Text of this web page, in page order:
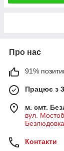
Про нас
91%
Працює з
м. смт.
вул.
Контакти